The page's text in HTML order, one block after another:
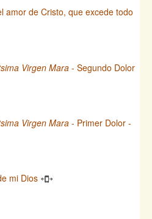
amor de Cristo, que excede todo
Virgen Mara - Segundo Dolor
Virgen Mara - Primer Dolor -
mi Dios